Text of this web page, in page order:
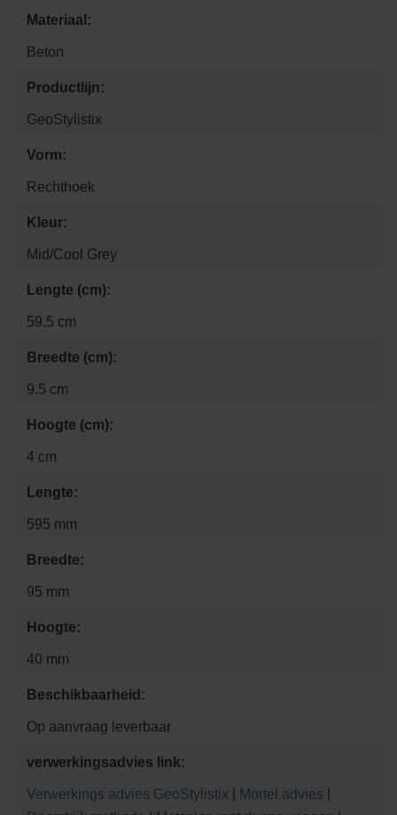
Materiaal:
Beton
Productlijn:
GeoStylistix
Vorm:
Rechthoek
Kleur:
Mid/Cool Grey
Lengte (cm):
59.5 cm
Breedte (cm):
9.5 cm
Hoogte (cm):
4 cm
Lengte:
595 mm
Breedte:
95 mm
Hoogte:
40 mm
Beschikbaarheid:
Op aanvraag leverbaar
verwerkingsadvies link:
Verwerkings advies GeoStylistix Mortel advies